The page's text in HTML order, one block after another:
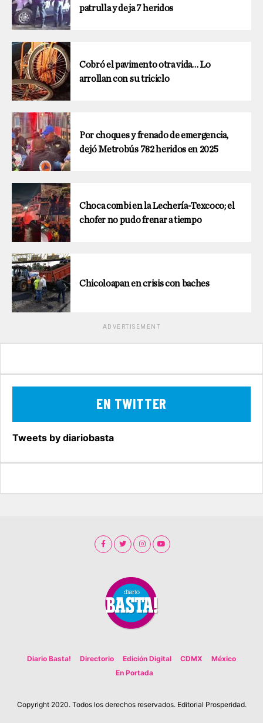
patrulla y deja 7 heridos
Cobró el pavimento otra vida… Lo
arrollan con su triciclo
Por choques y frenado de emergencia,
dejó Metrobús 782 heridos en 2025
Choca combi en la Lechería-Texcoco; el
chofer no pudo frenar a tiempo
Chicoloapan en crisis con baches
ADVERTISEMENT
EN TWITTER
Tweets by diariobasta
Diario Basta! Directorio Edición Digital CDMX
México
En Portada
Copyright 2020. Todos los derechos reservados. Editorial Prosperidad.